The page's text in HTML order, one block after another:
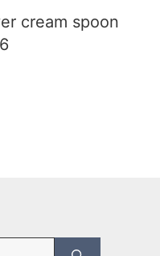
cream spoon